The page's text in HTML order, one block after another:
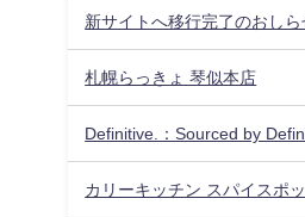
新サイトへ移行完了のおしら
札幌らっきょ 琴似本店
Definitive.：Sourced by
カリーキッチン スパイスポ